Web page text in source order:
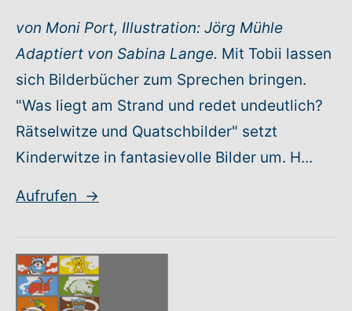
von Moni Port, Illustration: Jörg Mühle
Adaptiert von Sabina Lange. Mit Tobii lassen
sich Bilderbücher zum Sprechen bringen.
"Was liegt am Strand und redet undeutlich?
Rätselwitze und Quatschbilder" setzt
Kinderwitze in fantasievolle Bilder um. H...
Aufrufen →